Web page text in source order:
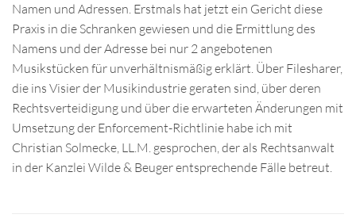
Namen und Adressen. Erstmals hat jetzt ein Gericht diese
Praxis in die Schranken gewiesen und die Ermittlung des
Namens und der Adresse bei nur 2 angebotenen
Musikstücken für unverhältnismäßig erklärt. Über Filesharer,
die ins Visier der Musikindustrie geraten sind, über deren
Rechtsverteidigung und über die erwarteten Änderungen mit
Umsetzung der Enforcement-Richtlinie habe ich mit
Christian Solmecke, LL.M. gesprochen, der als Rechtsanwalt
in der Kanzlei Wilde & Beuger entsprechende Fälle betreut.